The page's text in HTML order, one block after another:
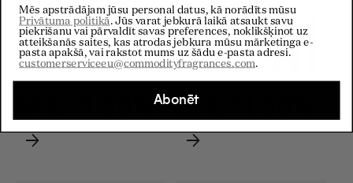
BFCM 30% BFCM 50%
Mēs apstrādājam jūsu personal datus, kā norādīts mūsu
Privātuma politikā. Jūs varat jebkurā laikā atsaukt savu
piekrišanu vai pārvaldīt savas preferences, noklikšķinot uz
atteikšanās saites, kas atrodas jebkura mūsu mārketinga e-
pasta apakšā, vai rakstot mums uz šādu e-pasta adresi.
customerserviceeu@commodityfragrances.com.
Abonēt